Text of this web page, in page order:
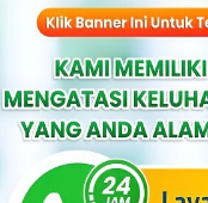
normal dan
sedap